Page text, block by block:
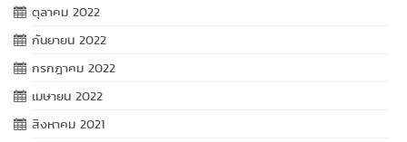
ตุลาคม 2022
กันยายน 2022
กรกฎาคม 2022
เมษายน 2022
สิงหาคม 2021